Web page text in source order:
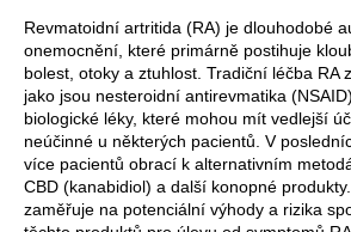
Revmatoidní artritida (RA) je dlouhodobé
onemocnění, které primárně postihuje
bolest, otoky a ztuhlost. Tradiční léčba RA
jako jsou nesteroidní antirevmatika
biologické léky, které mohou mít vedlejší
neúčinné u některých pacientů. V
více pacientů obrací k alternativním
CBD (kanabidiol) a další konopné
zaměřuje na potenciální výhody a rizika
ř
e
b
u
j
e
t